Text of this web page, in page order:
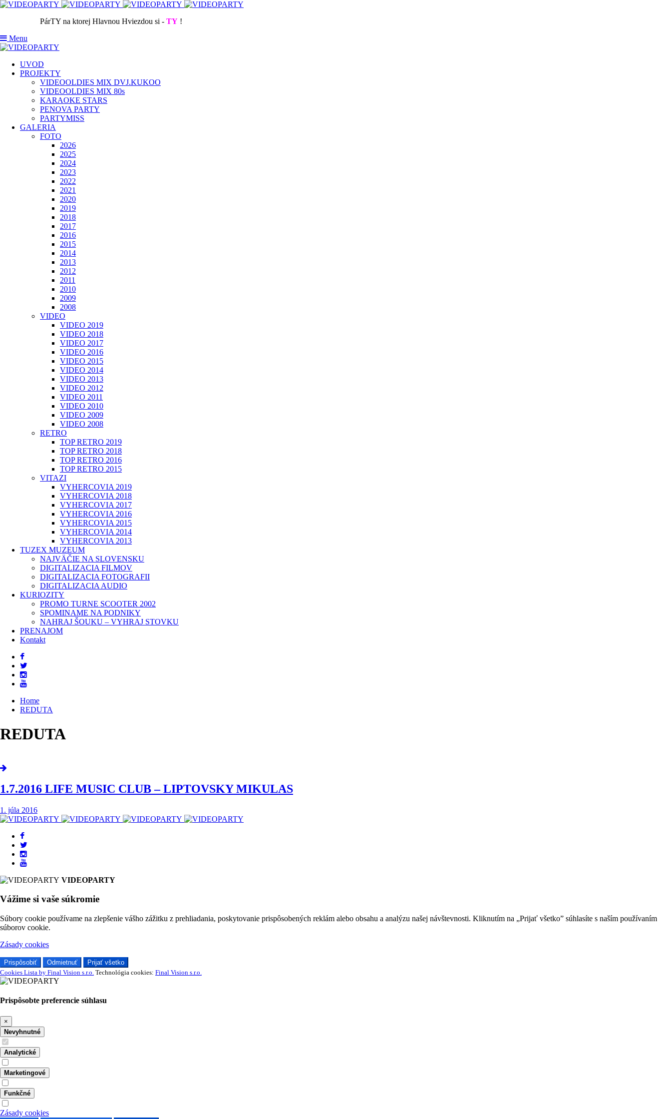
PárTY na ktorej Hlavnou Hviezdou si - TY !
Menu
UVOD
PROJEKTY
VIDEOOLDIES MIX DVJ.KUKOO
VIDEOOLDIES MIX 80s
KARAOKE STARS
PENOVA PARTY
PARTYMISS
GALERIA
FOTO
2026
2025
2024
2023
2022
2021
2020
2019
2018
2017
2016
2015
2014
2013
2012
2011
2010
2009
2008
VIDEO
VIDEO 2019
VIDEO 2018
VIDEO 2017
VIDEO 2016
VIDEO 2015
VIDEO 2014
VIDEO 2013
VIDEO 2012
VIDEO 2011
VIDEO 2010
VIDEO 2009
VIDEO 2008
RETRO
TOP RETRO 2019
TOP RETRO 2018
TOP RETRO 2016
TOP RETRO 2015
VITAZI
VYHERCOVIA 2019
VYHERCOVIA 2018
VYHERCOVIA 2017
VYHERCOVIA 2016
VYHERCOVIA 2015
VYHERCOVIA 2014
VYHERCOVIA 2013
TUZEX MUZEUM
NAJVÄČIE NA SLOVENSKU
DIGITALIZACIA FILMOV
DIGITALIZACIA FOTOGRAFII
DIGITALIZACIA AUDIO
KURIOZITY
PROMO TURNE SCOOTER 2002
SPOMINAME NA PODNIKY
NAHRAJ ŠOUKU – VYHRAJ STOVKU
PRENAJOM
Kontakt
Home
REDUTA
REDUTA
1.7.2016 LIFE MUSIC CLUB – LIPTOVSKY MIKULAS
1. júla 2016
VIDEOPARTY
Vážime si vaše súkromie
Súbory cookie používame na zlepšenie vášho zážitku z prehliadania, poskytovanie prispôsobených reklám alebo obsahu a analýzu našej návštevnosti. Kliknutím na „Prijať všetko” súhlasíte s naším používaním
súborov cookie.
Zásady cookies
Prispôsobiť Odmietnuť
Prijať všetko
Cookies Lista by Final Vision s.r.o. Technológia cookies: Final Vision s.r.o.
Prispôsobte preferencie súhlasu
×
Nevyhnutné
Analytické
Marketingové
Funkčné
Zásady cookies